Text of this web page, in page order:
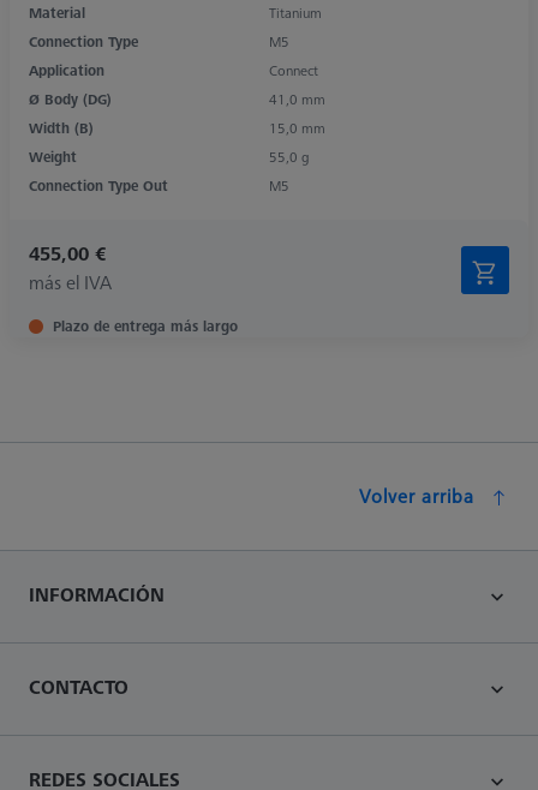
Material
Titanium
Connection Type
M5
Application
Connect
Ø Body (DG)
41,0 mm
Width (B)
15,0 mm
Weight
55,0 g
Connection Type Out
M5
455,00 €
más el IVA
Plazo de entrega más largo
Volver arriba
INFORMACIÓN
CONTACTO
REDES SOCIALES